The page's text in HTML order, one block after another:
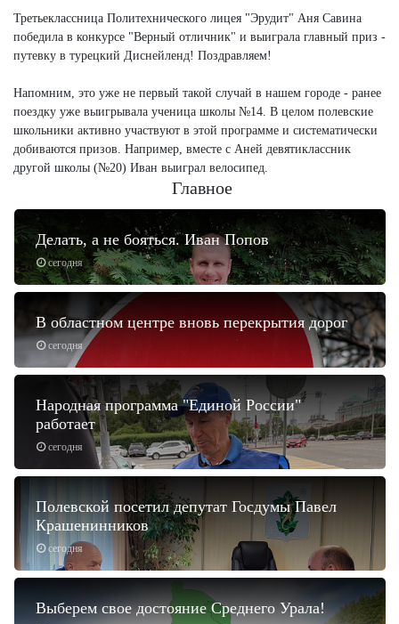
Третьеклассница Политехнического лицея "Эрудит" Аня Савина
победила в конкурсе "Верный отличник" и выиграла главный приз -
путевку в турецкий Диснейленд! Поздравляем!
Напомним, это уже не первый такой случай в нашем городе - ранее
поездку уже выигрывала ученица школы №14. В целом полевские
школьники активно участвуют в этой программе и систематически
добиваются призов. Например, вместе с Аней девятиклассник
другой школы (№20) Иван выиграл велосипед.
Главное
сегодня
Делать, а не бояться. Иван Попов
сегодня
В областном центре вновь перекрытия дорог
сегодня
Народная программа "Единой России"
работает
сегодня
Полевской посетил депутат Госдумы Павел
Крашенинников
Выберем свое достояние Среднего Урала!